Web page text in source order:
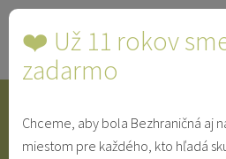
IDENTITA SINGLE
❤️ Už 11 rokov
zadarmo
Chceme, aby bola Bezhraničná aj
miestom pre každého, kto hľadá